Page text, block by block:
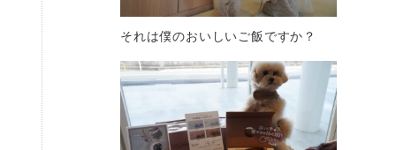
それは僕のおいしいご飯ですか？